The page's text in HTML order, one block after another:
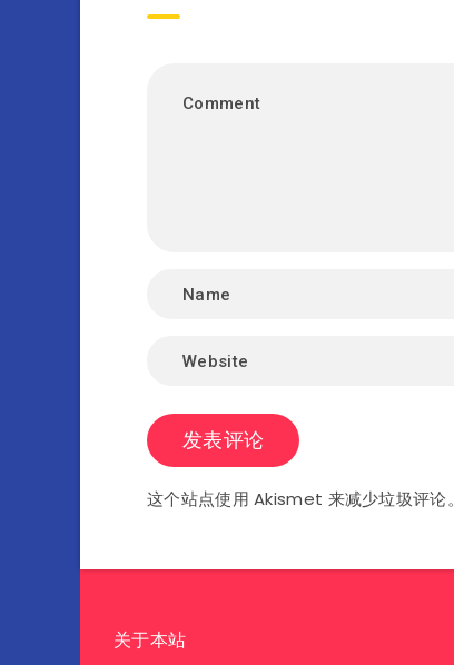
这个站点使用 Akismet 来减少垃圾评论。
关于本站